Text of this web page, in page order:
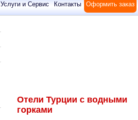
Услуги и Сервис Контакты Оформить заказ
Отели Турции с водными
горками